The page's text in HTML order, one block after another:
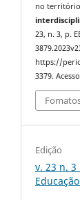
no
23, n. 3, p.
https://
3379.
Edição
v. 23 n. 3